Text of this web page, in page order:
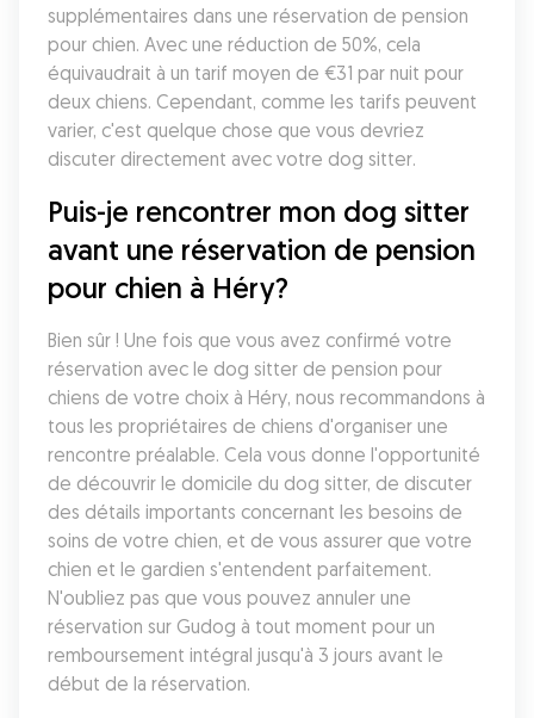
supplémentaires dans une réservation de pension
pour chien. Avec une réduction de 50%, cela
équivaudrait à un tarif moyen de €31 par nuit pour
deux chiens. Cependant, comme les tarifs peuvent
varier, c'est quelque chose que vous devriez
discuter directement avec votre dog sitter.
Puis-je rencontrer mon dog sitter
avant une réservation de pension
pour chien à Héry?
Bien sûr ! Une fois que vous avez confirmé votre
réservation avec le dog sitter de pension pour
chiens de votre choix à Héry, nous recommandons à
tous les propriétaires de chiens d'organiser une
rencontre préalable. Cela vous donne l'opportunité
de découvrir le domicile du dog sitter, de discuter
des détails importants concernant les besoins de
soins de votre chien, et de vous assurer que votre
chien et le gardien s'entendent parfaitement.
N'oubliez pas que vous pouvez annuler une
réservation sur Gudog à tout moment pour un
remboursement intégral jusqu'à 3 jours avant le
début de la réservation.